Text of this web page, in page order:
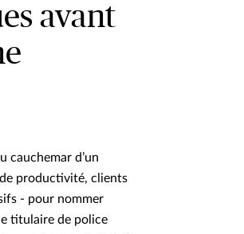
avant
cauchemar d’un
productivité, clients
- pour nommer
titulaire de police